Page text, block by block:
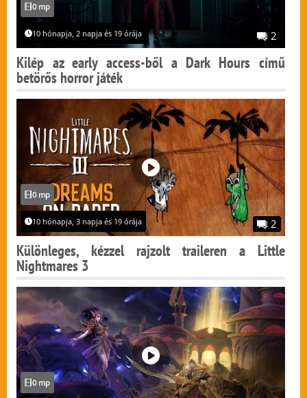
0 mp
10 hónapja, 2 napja és 19 órája 2
Kilép az early access-ből a Dark Hours című
betörős horror játék
0 mp
10 hónapja, 3 napja és 19 órája 2
Különleges, kézzel rajzolt traileren a Little
Nightmares 3
0 mp